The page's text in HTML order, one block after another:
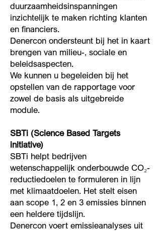
duurzaamheidsinspanningen
inzichtelijk te maken richting klanten
en financiers.
Denercon ondersteunt bij het in kaart
brengen van milieu-, sociale en
beleidsaspecten.
We kunnen u begeleiden bij het
opstellen van de rapportage voor
zowel de basis als uitgebreide
module.
SBTi (Science Based Targets
initiative)
SBTi helpt bedrijven
wetenschappelijk onderbouwde CO₂-
reductiedoelen te formuleren in lijn
met klimaatdoelen. Het stelt eisen
aan scope 1, 2 en 3 emissies binnen
een heldere tijdslijn.
Denercon voert emissieanalyses uit